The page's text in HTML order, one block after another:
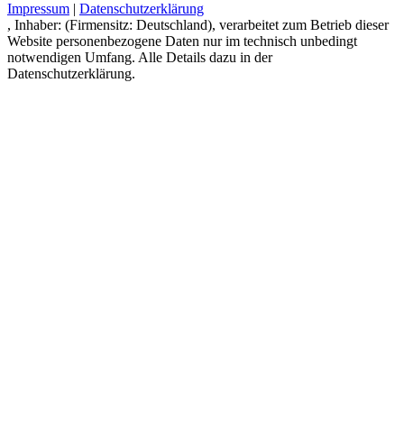
Impressum
Datenschutzerklärung
, Inhaber: (Firmensitz: Deutschland), verarbeitet zum Betrieb dieser
Website personenbezogene Daten nur im technisch unbedingt
notwendigen Umfang. Alle Details dazu in der
Datenschutzerklärung.